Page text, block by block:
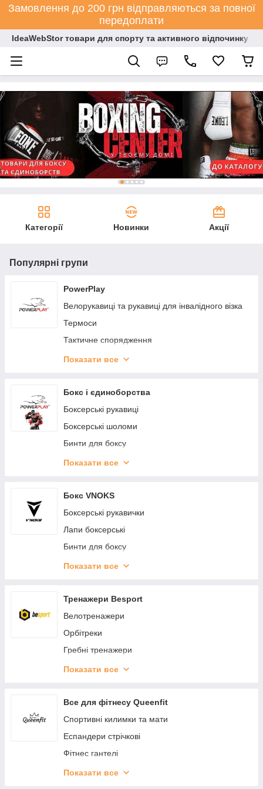
Замовлення до 200 грн відправляються за повної
передоплати
IdeaWebStor товари для спорту та активного відпочинку
Категорії Новинки Акції
Популярні групи
PowerPlay
Велорукавиці та рукавиці для інвалідного візка
Термоси
Тактичне спорядження
Активний відпочинок, туризм та хобі
Лямки, гачки, накладки, бинті
Спортивні пляшки, шейкери та аксесуари
Пояси та рукавички для фітнесу
Конструктори-діорами для полиць (Book Nook)
Спортивна магнезія
Показати все
Бокс і єдиноборства
Боксерські рукавиці
Боксерські шоломи
Бинти для боксу
Капи
Форма для боксу та єдиноборств
Захист паху
Захист гомілки і стопи
Лапи та маківари
Боксерські мішки та груші
Файтболи
Рукавиці для єдиноборств
Снарядні рукавиці
Показати все
Бокс VNOKS
Боксерські рукавички
Лапи боксерські
Бинти для боксу
Рукавички ММА (mma)
Сувеніри
Ракетки для боксу
Пади
Маківари
Скакалки для боксу
Захист ніг
Захист корпусу і грудей
Наколінники
Налокітники
Сумки
Показати все
Тренажери Besport
Велотренажери
Орбітреки
Гребні тренажери
Аксесуари для спорту і фітнесу
Силове обладнання
Показати все
Все для фітнесу Queenfit
Спортивні килимки та мати
Еспандери стрічкові
Фітнес гантелі
Степ та балансувальні платформи
Показати все